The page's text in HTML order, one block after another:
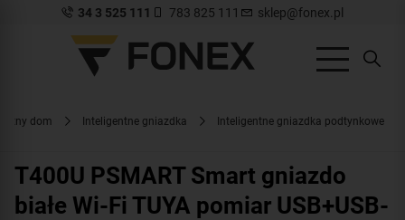
34 3 525 111 783 825 111 sklep@fonex.pl
dom Inteligentne gniazdka Inteligentne gniazdka podtynkowe
T400U PSMART Smart gniazdo
białe Wi-Fi TUYA pomiar USB+USB-